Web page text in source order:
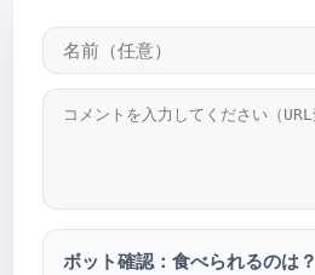
ボット確認：食べられるのは？